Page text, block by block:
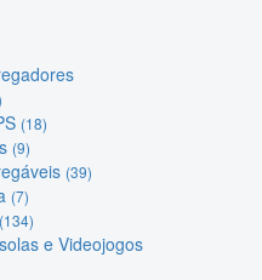
(18)
(9)
(39)
(7)
(134)
e Videojogos